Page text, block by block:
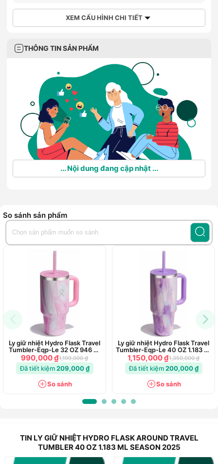
XEM CẤU HÌNH CHI TIẾT
THÔNG TIN SẢN PHẨM
... Nội dung đang cập nhật ...
So sánh sản phẩm
Ly giữ nhiệt Hydro Flask Travel
Tumbler-Eqp-Le 32 OZ 946 ml
(LE-S25TT32)
990,000 ₫1,199,000 ₫
Đã tiết kiệm209,000 ₫
So sánh
Ly giữ nhiệt Hydro Flask Travel
Tumbler-Eqp-Le 40 OZ 1.183 ml
(LE-S25TT40)
1,150,000 ₫1,350,000 ₫
Đã tiết kiệm200,000 ₫
So sánh
TIN LY GIỮ NHIỆT HYDRO FLASK AROUND TRAVEL
TUMBLER 40 OZ 1.183 ML SEASON 2025